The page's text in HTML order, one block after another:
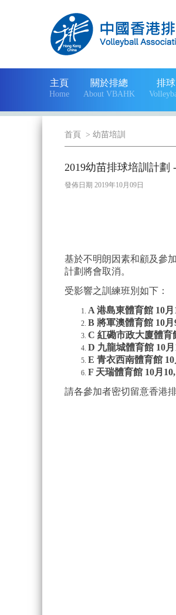
主頁
Home
關於排總
About VBAHK
排球
首頁 > 幼苗培訓
2019幼苗排球培訓計劃
發佈日期 2019年10月09日
基於不明朗因素和顧及參
計劃將會取消。
受影響之訓練班別如下：
A 港島東體育館 10月
B 將軍澳體育館 10月
C 紅磡市政大廈體育
D 九龍城體育館 10月
E 青衣西南體育館 10
F 天瑞體育館 10月
請各參加者密切留意香港